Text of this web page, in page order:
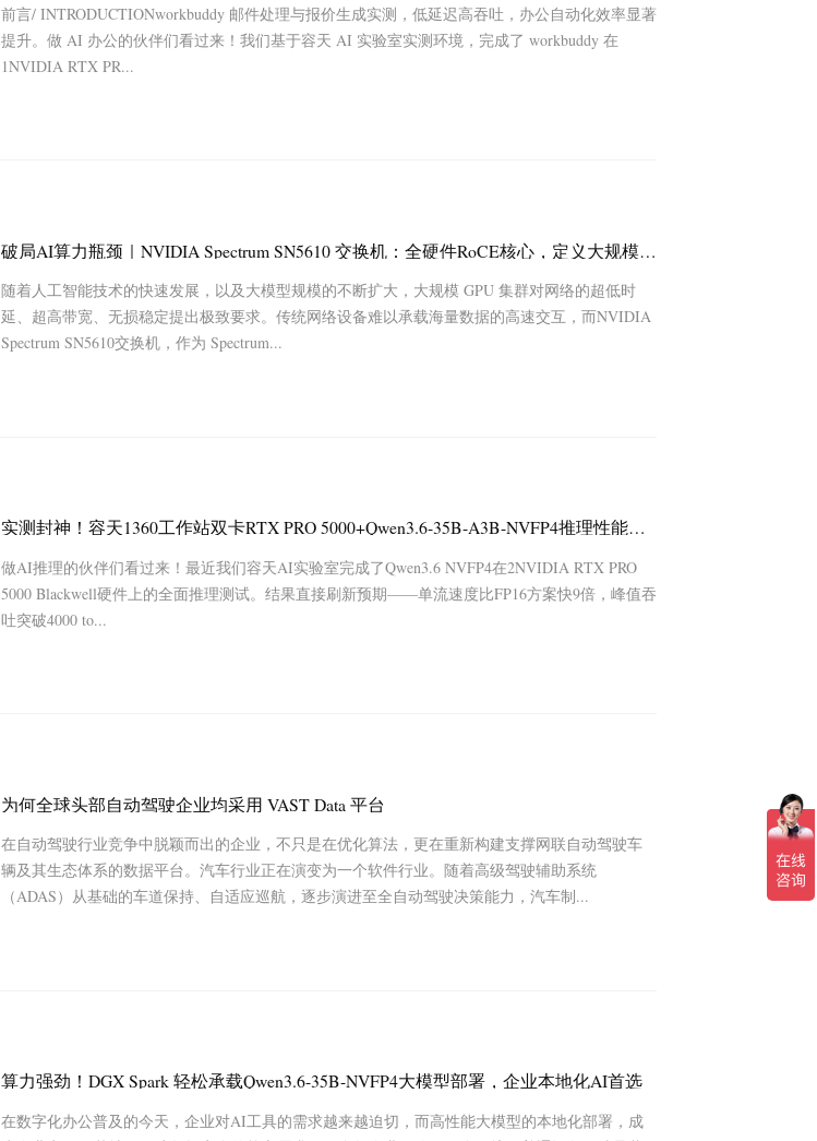
前言/ INTRODUCTIONworkbuddy 邮件处理与报价生成实测，低延迟高吞吐，办公自动化效率显著
提升。做 AI 办公的伙伴们看过来！我们基于容天 AI 实验室实测环境，完成了 workbuddy 在
1NVIDIA RTX PR...
破局AI算力瓶颈｜NVIDIA Spectrum SN5610 交换机：全硬件RoCE核心，定义大规模AI网络新标杆
随着人工智能技术的快速发展，以及大模型规模的不断扩大，大规模 GPU 集群对网络的超低时
延、超高带宽、无损稳定提出极致要求。传统网络设备难以承载海量数据的高速交互，而NVIDIA
Spectrum SN5610交换机，作为 Spectrum...
实测封神！容天1360工作站双卡RTX PRO 5000+Qwen3.6-35B-A3B-NVFP4推理性能大揭秘，速度对比FP16精度，直接翻9倍
做AI推理的伙伴们看过来！最近我们容天AI实验室完成了Qwen3.6 NVFP4在2NVIDIA RTX PRO
5000 Blackwell硬件上的全面推理测试。结果直接刷新预期——单流速度比FP16方案快9倍，峰值吞
吐突破4000 to...
为何全球头部自动驾驶企业均采用 VAST Data 平台
在自动驾驶行业竞争中脱颖而出的企业，不只是在优化算法，更在重新构建支撑网联自动驾驶车
辆及其生态体系的数据平台。汽车行业正在演变为一个软件行业。随着高级驾驶辅助系统
（ADAS）从基础的车道保持、自适应巡航，逐步演进至全自动驾驶决策能力，汽车制...
算力强劲！DGX Spark 轻松承载Qwen3.6-35B-NVFP4大模型部署，企业本地化AI首选
在数字化办公普及的今天，企业对AI工具的需求越来越迫切，而高性能大模型的本地化部署，成